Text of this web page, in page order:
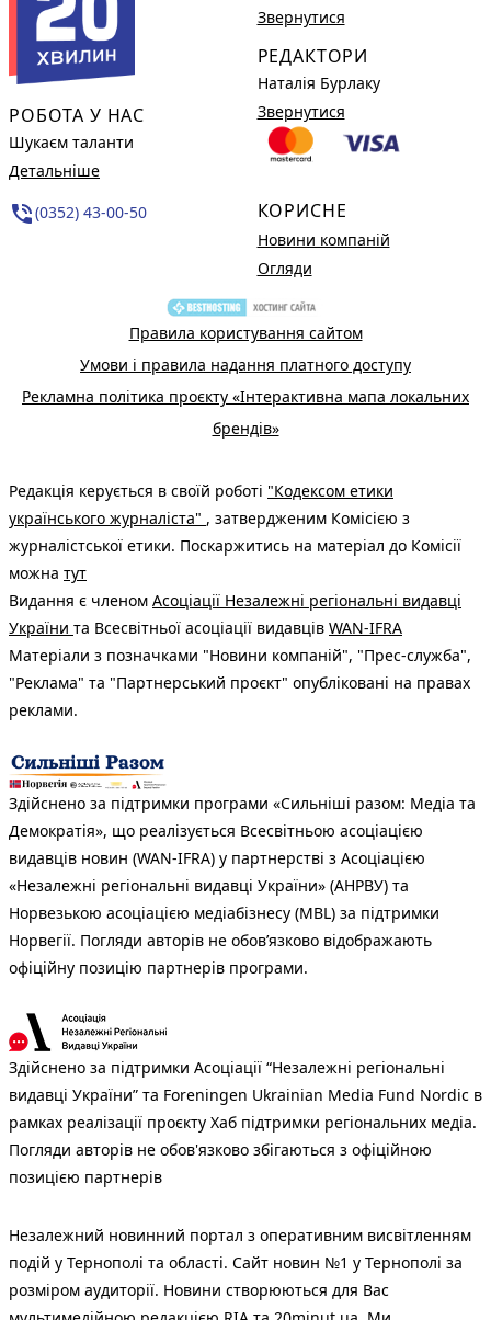
РОБОТА У НАС
Шукаєм таланти
Детальніше
phone_in_talk(0352) 43-00-50
Звернутися
РЕДАКТОРИ
Наталія Бурлаку
Звернутися
КОРИСНЕ
Новини компаній
Огляди
Правила користування сайтом
Умови і правила надання платного доступу
Рекламна політика проєкту «Інтерактивна мапа локальних
брендів»
Редакція керується в своїй роботі "Кодексом етики
українського журналіста" , затвердженим Комісією з
журналістської етики. Поскаржитись на матеріал до Комісії
можна тут
Видання є членом Асоціації Незалежні регіональні видавці
України та Всесвітньої асоціації видавців WAN-IFRA
Матеріали з позначками "Новини компаній", "Прес-служба",
"Реклама" та "Партнерський проєкт" опубліковані на правах
реклами.
Здійснено за підтримки програми «Сильніші разом: Медіа та
Демократія», що реалізується Всесвітньою асоціацією
видавців новин (WAN-IFRA) у партнерстві з Асоціацією
«Незалежні регіональні видавці України» (АНРВУ) та
Норвезькою асоціацією медіабізнесу (MBL) за підтримки
Норвегії. Погляди авторів не обов’язково відображають
офіційну позицію партнерів програми.
Здійснено за підтримки Асоціації “Незалежні регіональні
видавці України” та Foreningen Ukrainian Media Fund Nordic в
рамках реалізації проєкту Хаб підтримки регіональних медіа.
Погляди авторів не обов'язково збігаються з офіційною
позицією партнерів
Незалежний новинний портал з оперативним висвітленням
подій у Тернополі та області. Сайт новин №1 у Тернополі за
розміром аудиторії. Новини створюються для Вас